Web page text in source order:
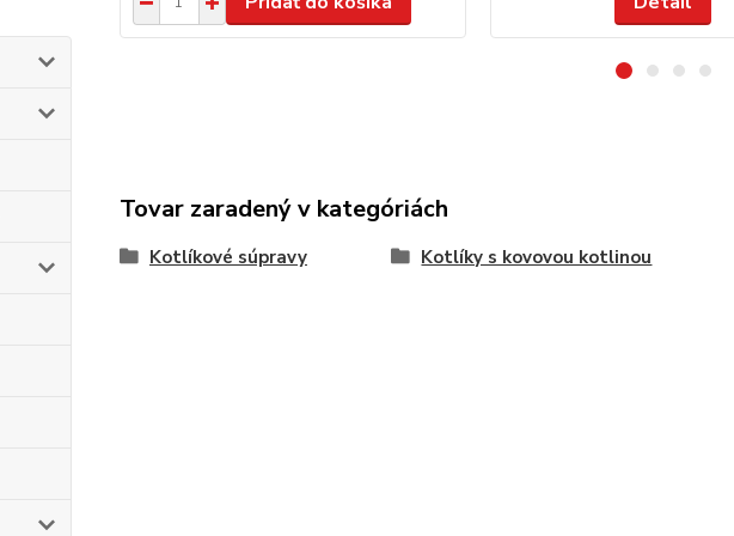
Tovar zaradený v kategóriách
Kotlíkové súpravy Kotlíky s kovovou kotlinou